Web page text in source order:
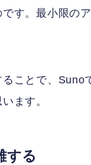
す。最小限の
ことで、
ます。
する